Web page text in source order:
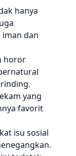
hanya
dan
horor
yang
favorit
isu sosial